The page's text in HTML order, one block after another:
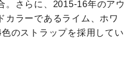
。さらに、2015-16年のアウ
カラーであるライム、ホワ
のストラップを採用してい